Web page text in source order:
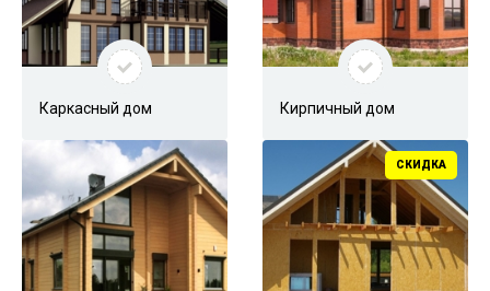
EMAIL
karkaskazan@yandex.ru
Каркасный дом Кирпичный дом
СКИДКА